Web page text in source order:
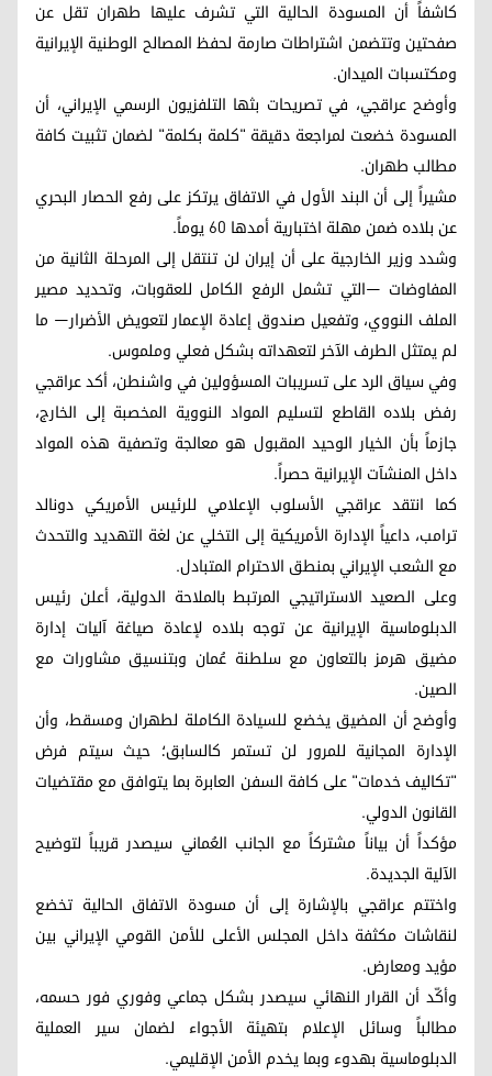
كاشفاً أن المسودة الحالية التي تشرف عليها طهران تقل عن
صفحتين وتتضمن اشتراطات صارمة لحفظ المصالح الوطنية الإيرانية
ومكتسبات الميدان.
وأوضح عراقجي، في تصريحات بثها التلفزيون الرسمي الإيراني، أن
المسودة خضعت لمراجعة دقيقة "كلمة بكلمة" لضمان تثبيت كافة
مطالب طهران.
مشيراً إلى أن البند الأول في الاتفاق يرتكز على رفع الحصار البحري
عن بلاده ضمن مهلة اختبارية أمدها 60 يوماً.
وشدد وزير الخارجية على أن إيران لن تنتقل إلى المرحلة الثانية من
المفاوضات —التي تشمل الرفع الكامل للعقوبات، وتحديد مصير
الملف النووي، وتفعيل صندوق إعادة الإعمار لتعويض الأضرار— ما
لم يمتثل الطرف الآخر لتعهداته بشكل فعلي وملموس.
وفي سياق الرد على تسريبات المسؤولين في واشنطن، أكد عراقجي
رفض بلاده القاطع لتسليم المواد النووية المخصبة إلى الخارج،
جازماً بأن الخيار الوحيد المقبول هو معالجة وتصفية هذه المواد
داخل المنشآت الإيرانية حصراً.
كما انتقد عراقجي الأسلوب الإعلامي للرئيس الأمريكي دونالد
ترامب، داعياً الإدارة الأمريكية إلى التخلي عن لغة التهديد والتحدث
مع الشعب الإيراني بمنطق الاحترام المتبادل.
وعلى الصعيد الاستراتيجي المرتبط بالملاحة الدولية، أعلن رئيس
الدبلوماسية الإيرانية عن توجه بلاده لإعادة صياغة آليات إدارة
مضيق هرمز بالتعاون مع سلطنة عُمان وبتنسيق مشاورات مع
الصين.
وأوضح أن المضيق يخضع للسيادة الكاملة لطهران ومسقط، وأن
الإدارة المجانية للمرور لن تستمر كالسابق؛ حيث سيتم فرض
"تكاليف خدمات" على كافة السفن العابرة بما يتوافق مع مقتضيات
القانون الدولي.
مؤكداً أن بياناً مشتركاً مع الجانب العُماني سيصدر قريباً لتوضيح
الآلية الجديدة.
واختتم عراقجي بالإشارة إلى أن مسودة الاتفاق الحالية تخضع
لنقاشات مكثفة داخل المجلس الأعلى للأمن القومي الإيراني بين
مؤيد ومعارض.
وأكّد أن القرار النهائي سيصدر بشكل جماعي وفوري فور حسمه،
مطالباً وسائل الإعلام بتهيئة الأجواء لضمان سير العملية
الدبلوماسية بهدوء وبما يخدم الأمن الإقليمي.